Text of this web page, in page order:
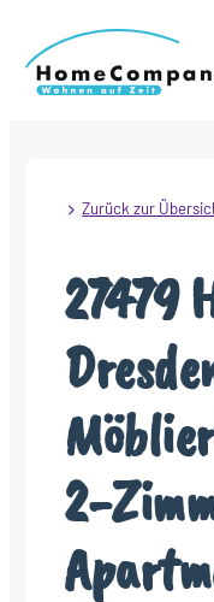
Zurück zur
27479
2-